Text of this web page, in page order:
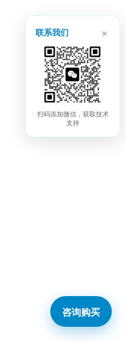
联系我们 ×
扫码添加微信，获取技术
支持
咨询购买